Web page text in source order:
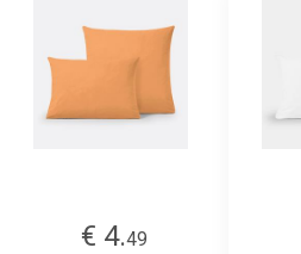
€ 4.49